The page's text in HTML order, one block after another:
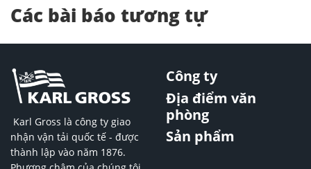
Các bài báo tương tự
Karl Gross là công ty giao
nhận vận tải quốc tế - được
thành lập vào năm 1876.
Công ty
Địa điểm văn
phòng
Sản phẩm